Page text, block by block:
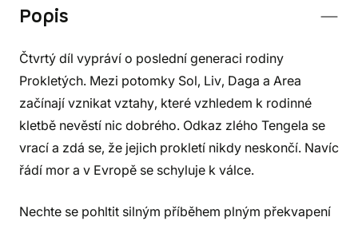
Popis
Čtvrtý díl vypráví o poslední generaci rodiny
Prokletých. Mezi potomky Sol, Liv, Daga a Area
začínají vznikat vztahy, které vzhledem k rodinné
kletbě nevěstí nic dobrého. Odkaz zlého Tengela se
vrací a zdá se, že jejich prokletí nikdy neskončí. Navíc
řádí mor a v Evropě se schyluje k válce.
Nechte se pohltit silným příběhem plným překvapení